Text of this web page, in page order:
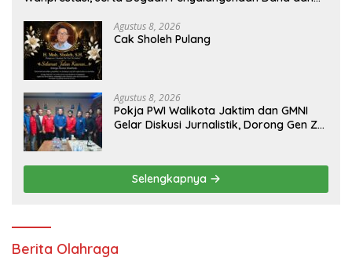
Agustus 8, 2026
Cak Sholeh Pulang
Agustus 8, 2026
Pokja PWI Walikota Jaktim dan GMNI
Gelar Diskusi Jurnalistik, Dorong Gen Z
Selengkapnya
Berita Olahraga